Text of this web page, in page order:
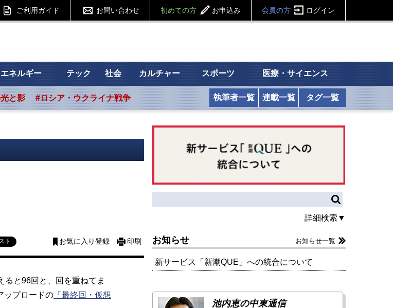
ご利用ガイド お問い合わせ 初めての方 お申込み 会員の方 ログイン
ネルギー テック 社会 カルチャー スポーツ 医療・サイエンス
と影 #ロシア・ウクライナ戦争 執筆者一覧 連載一覧 タグ一覧
ト お気に入り登録 印刷
ると96回と、回を重ねてま
ップロードの 「最終回・仮想
詳細検索▼
お知らせ お知らせ一覧
新サービス「新潮QUE」への統合について
池内恵の中東通信